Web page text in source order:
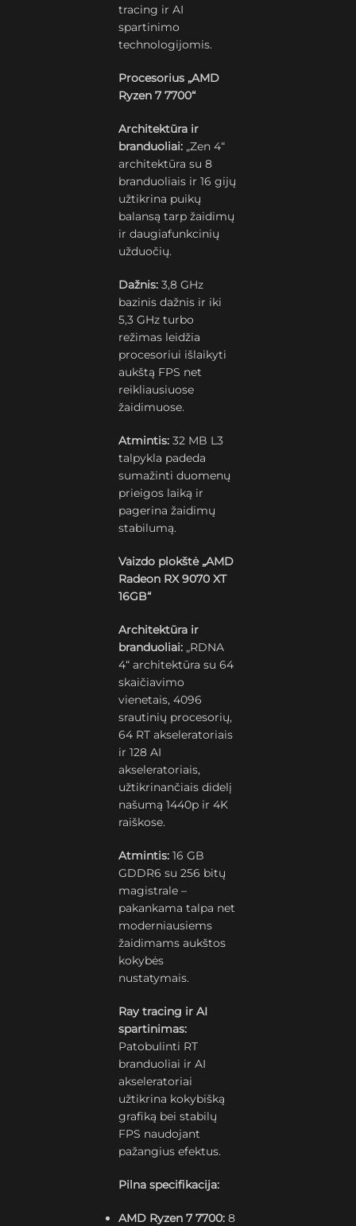
tracing ir AI
spartinimo
technologijomis.
Procesorius „AMD
Ryzen 7 7700“
Architektūra ir
branduoliai: „Zen 4“
architektūra su 8
branduoliais ir 16 gijų
užtikrina puikų
balansą tarp žaidimų
ir daugiafunkcinių
užduočių.
Dažnis: 3,8 GHz
bazinis dažnis ir iki
5,3 GHz turbo
režimas leidžia
procesoriui išlaikyti
aukštą FPS net
reikliausiuose
žaidimuose.
Atmintis: 32 MB L3
talpykla padeda
sumažinti duomenų
prieigos laiką ir
pagerina žaidimų
stabilumą.
Vaizdo plokštė „AMD
Radeon RX 9070 XT
16GB“
Architektūra ir
branduoliai: „RDNA
4“ architektūra su 64
skaičiavimo
vienetais, 4096
srautinių procesorių,
64 RT akseleratoriais
ir 128 AI
akseleratoriais,
užtikrinančiais didelį
našumą 1440p ir 4K
raiškose.
Atmintis: 16 GB
GDDR6 su 256 bitų
magistrale –
pakankama talpa net
moderniausiems
žaidimams aukštos
kokybės
nustatymais.
Ray tracing ir AI
spartinimas:
Patobulinti RT
branduoliai ir AI
akseleratoriai
užtikrina kokybišką
grafiką bei stabilų
FPS naudojant
pažangius efektus.
Pilna specifikacija:
AMD Ryzen 7 7700:8